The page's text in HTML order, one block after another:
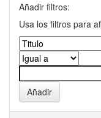
Añadir filtros:
Usa los filtros para